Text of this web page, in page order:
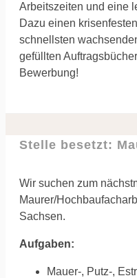
Arbeitszeiten und eine
Dazu einen
schnellsten
gefüllten
Bewerbung!
Stelle besetzt:
Wir suchen zum
Maurer/
Sachsen.
Aufgaben:
Mauer-, Putz-,